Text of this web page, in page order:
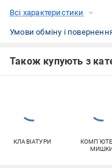
Всі характеристики
Умови обміну і
Також купують з
КЛАВІАТУРИ